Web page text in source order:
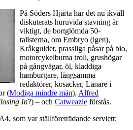
På Söders Hjärta har det nu ikväll
diskuterats huruvida stavning är
viktigt, de bortglömda 50-
talisterna, om Embryo (igen),
Kråkguldet, prassliga påsar på bio,
motorcykelburna troll, grushögar
på gångvägar, öl, kladdiga
hamburgare, långsamma
redaktörer, kosacker, Lånare i
(Modiga mindre män), Alfred
In?) – och Catweazle förstås.
som var ställföreträdande serviett: